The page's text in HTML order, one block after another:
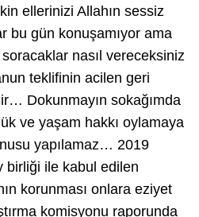
ellerinizi Allahın sessiz
bu gün konuşamıyor ama
nasıl vereceksiniz
teklifinin acilen geri
Dokunmayın sokağımda
ve yaşam hakkı oylamaya
yapılamaz… 2019
birliği ile kabul edilen
korunması onlara eziyet
komisyonu raporunda